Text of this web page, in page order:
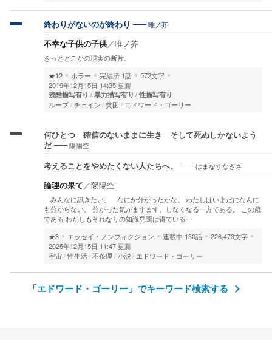
終わりがないのが終わり 唯ノ芥
不幸な子供の子供／唯ノ芥
きっとどこかの現実の断片。
★12
ホラー 完結済 1話
572文字
2019年12月15日 14:35 更新
残酷描写有り 暴力描写有り 性描写有り
ループ チェイン 貧困 エドワード・ゴーリー
何ひとつ 確信のないままに生き そして死ぬしかないよう
だ
陽陽空
考えることをやめたくない人たちへ。 はまなすなぎさ
論理の果て／陽陽空
みんなに訊きたい。 なにか分かったかな。 わたしはいまだになんに
も分からない。 分かった気がますます、しなくなる一方である。 この歳
である わたしもそれなりの知識見聞は得ている…
★3
エッセイ・ノンフィクション 連載中 130話
226,473文字
2025年12月15日 11:47 更新
宇宙 性生活 不条理 小説 エドワード・ゴーリー
「エドワード・ゴーリー」でキーワード検索する